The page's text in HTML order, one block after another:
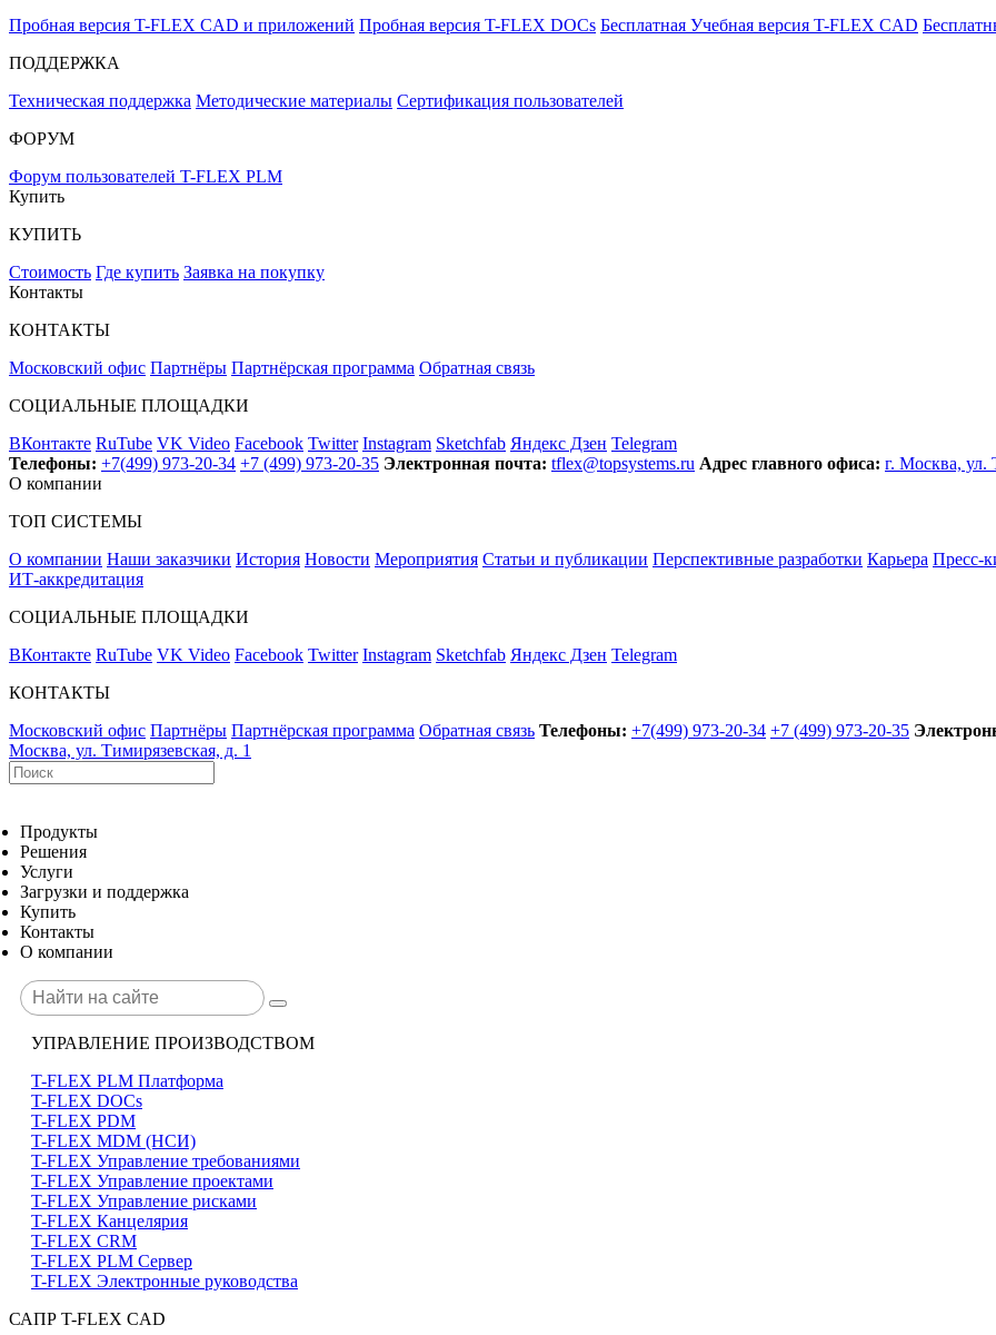
Пробная версия T-FLEX CAD и приложений Пробная версия T-FLEX DOCs Бесплатная Учебная версия T-FLEX CAD
ПОДДЕРЖКА
Техническая поддержка Методические материалы Сертификация пользователей
ФОРУМ
Форум пользователей T-FLEX PLM
Купить
КУПИТЬ
Стоимость Где купить Заявка на покупку
Контакты
КОНТАКТЫ
Московский офис Партнёры Партнёрская программа Обратная связь
СОЦИАЛЬНЫЕ ПЛОЩАДКИ
ВКонтакте RuTube VK Video Facebook Twitter Instagram Sketchfab Яндекс Дзен Telegram
Телефоны: +7(499) 973-20-34 +7 (499) 973-20-35 Электронная почта: tflex@topsystems.ru Адрес главного офиса: г. Москва, ул.
О компании
ТОП СИСТЕМЫ
О компании Наши заказчики История Новости Мероприятия Статьи и публикации Перспективные разработки Карьера Пресс-
ИТ-аккредитация
СОЦИАЛЬНЫЕ ПЛОЩАДКИ
ВКонтакте RuTube VK Video Facebook Twitter Instagram Sketchfab Яндекс Дзен Telegram
КОНТАКТЫ
Московский офис Партнёры Партнёрская программа Обратная связь Телефоны: +7(499) 973-20-34 +7 (499) 973-20-35
Москва, ул. Тимирязевская, д. 1
Продукты
Решения
Услуги
Загрузки и поддержка
Купить
Контакты
О компании
УПРАВЛЕНИЕ ПРОИЗВОДСТВОМ
T-FLEX PLM Платформа
T-FLEX DOCs
T-FLEX PDM
T-FLEX MDM (НСИ)
T-FLEX Управление требованиями
T-FLEX Управление проектами
T-FLEX Управление рисками
T-FLEX Канцелярия
T-FLEX CRM
T-FLEX PLM Сервер
T-FLEX Электронные руководства
САПР T-FLEX CAD